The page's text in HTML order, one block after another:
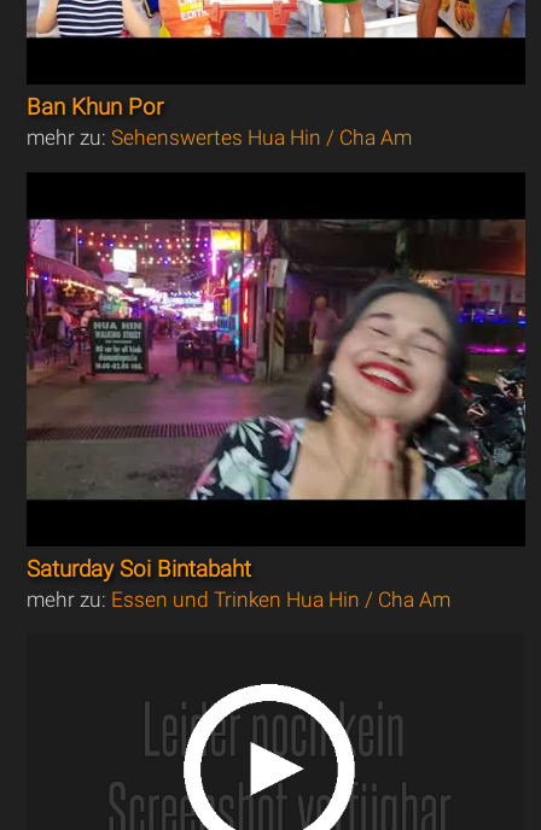
Ban Khun Por
mehr zu:Sehenswertes Hua Hin / Cha Am
Saturday Soi Bintabaht
mehr zu: Essen und Trinken Hua Hin / Cha Am